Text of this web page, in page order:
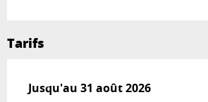
Tarifs
Du29 juin 2026au31 août 2026
Jusqu'au 31 août 2026